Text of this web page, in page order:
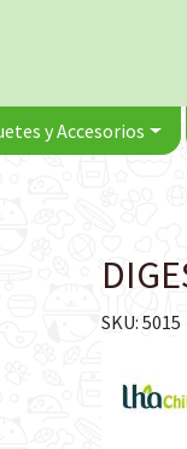
y Accesorios
SKU: 5015